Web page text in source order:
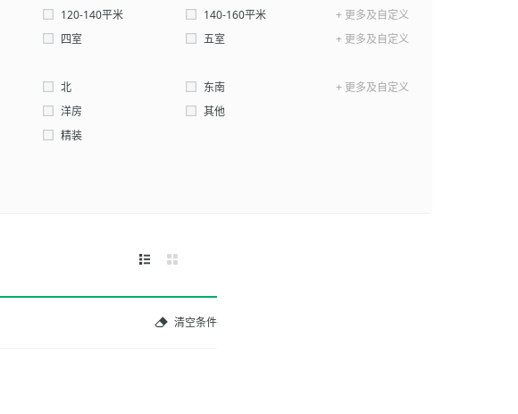
120-140平米
140-160平米
自定义：
+ 更多及自定义
四室
五室
+ 更多及自定义
北
东南
+ 更多及自定义
洋房
其他
精装
清空条件